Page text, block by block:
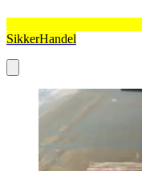
SikkerHandel